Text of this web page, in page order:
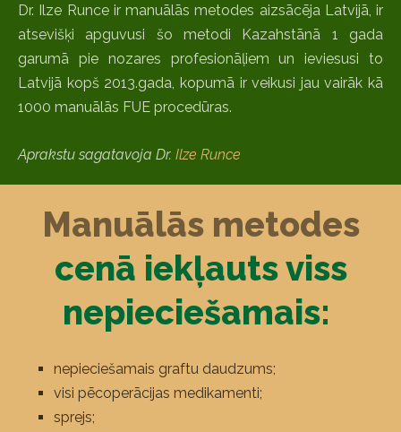
Dr. Ilze Runce ir manuālās metodes aizsācēja Latvijā, ir
atsevišķi apguvusi šo metodi Kazahstānā 1 gada
garumā pie nozares profesionāļiem un ieviesusi to
Latvijā kopš 2013.gada, kopumā ir veikusi jau vairāk kā
1000 manuālās FUE procedūras.
Aprakstu sagatavoja Dr. Ilze Runce
Manuālās metodes
cenā iekļauts viss
nepieciešamais:
nepieciešamais graftu daudzums;
visi pēcoperācijas medikamenti;
sprejs;